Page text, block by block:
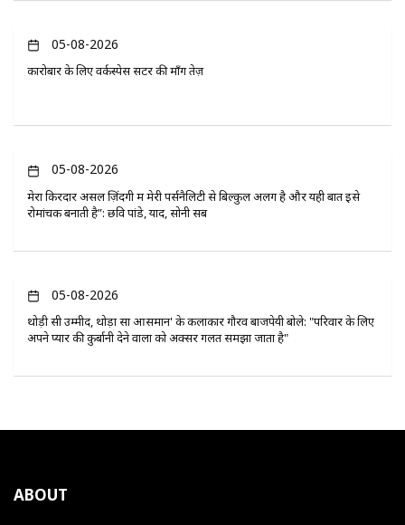
05-08-2026
कारोबार के लिए वर्कस्पेस सेंटर की माँग तेज़
05-08-2026
मेरा किरदार असल ज़िंदगी में मेरी पर्सनैलिटी से बिल्कुल अलग है और यही बात इसे
रोमांचक बनाती है”: छवि पांडे, यादें, सोनी सब
05-08-2026
थोड़ी सी उम्मीद, थोड़ा सा आसमान' के कलाकार गौरव बाजपेयी बोले: "परिवार के लिए
अपने प्यार की कुर्बानी देने वालों को अक्सर गलत समझा जाता है"
ABOUT